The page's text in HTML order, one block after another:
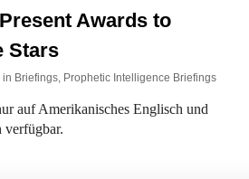
Awards to
Stars
in Briefings, Prophetic Intelligence Briefings
auf Amerikanisches Englisch und
verfügbar.